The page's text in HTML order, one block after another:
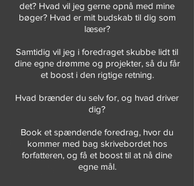
det? Hvad vil jeg gerne opnå med mine
bøger? Hvad er mit budskab til dig som
læser?
​Samtidig vil jeg i foredraget skubbe lidt til
dine egne drømme og projekter, så du får
et boost i den rigtige retning.
Hvad brænder du selv for, og hvad driver
dig?
​Book et spændende foredrag, hvor du
kommer med bag skrivebordet hos
forfatteren, og få et boost til at nå dine
egne mål.